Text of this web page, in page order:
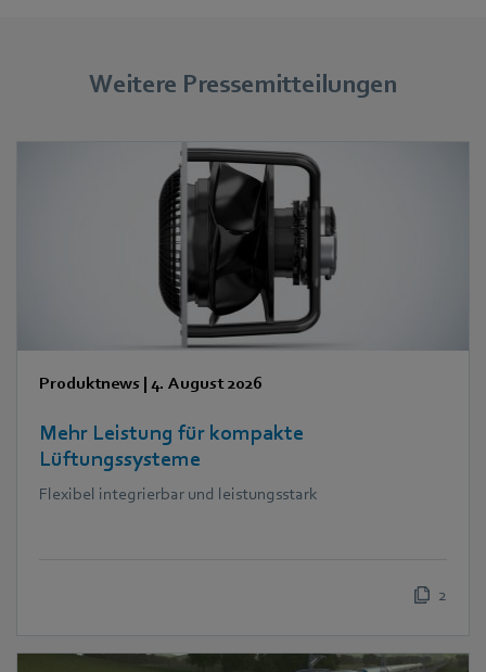
Weitere Pressemitteilungen
Produktnews | 4. August 2026
Mehr Leistung für kompakte
Lüftungssysteme
Flexibel integrierbar und leistungsstark
2